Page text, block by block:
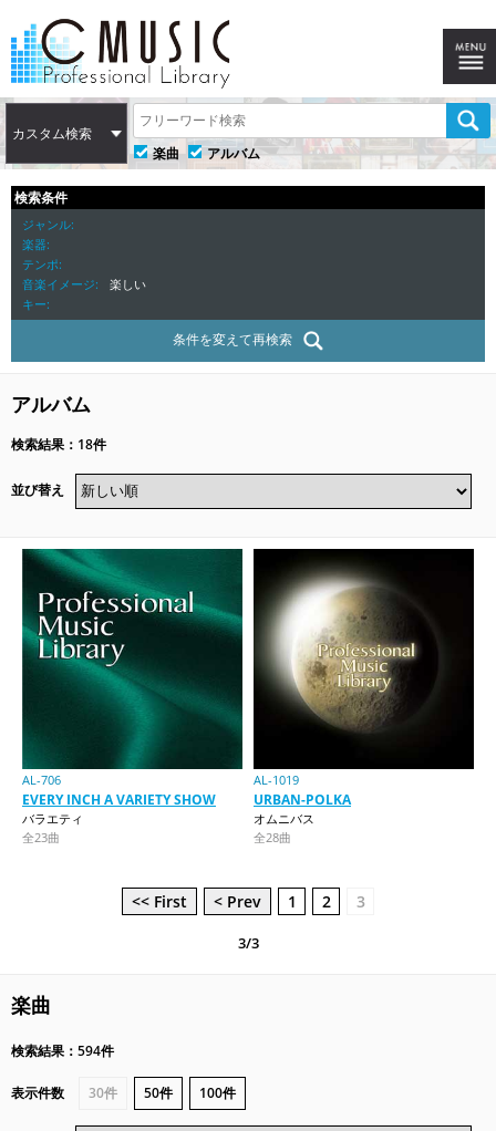
カスタム検索
楽曲
アルバム
検索条件
ジャンル
楽器
テンポ
音楽イメージ
楽しい
キー
条件を変えて再検索
アルバム
検索結果：18件
並び替え
AL-706
EVERY INCH A VARIETY SHOW
バラエティ
全23曲
AL-1019
URBAN-POLKA
オムニバス
全28曲
<< First < Prev 1 2 3
3/3
楽曲
検索結果：594件
表示件数 30件 50件 100件